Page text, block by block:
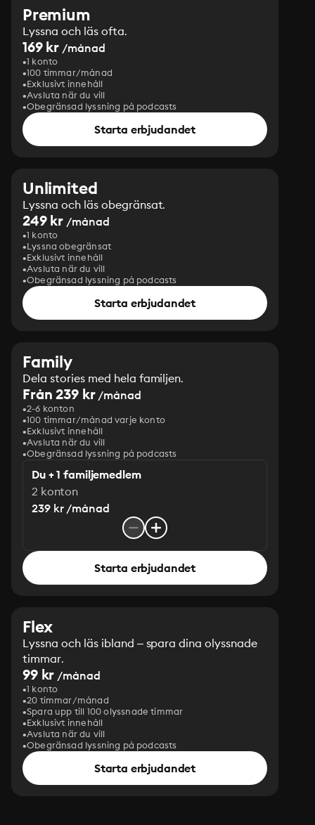
Premium
Lyssna och läs ofta.
169 kr /månad
1 konto
100 timmar/månad
Exklusivt innehåll
Avsluta när du vill
Obegränsad lyssning på podcasts
Starta erbjudandet
Unlimited
Lyssna och läs obegränsat.
249 kr /månad
1 konto
Lyssna obegränsat
Exklusivt innehåll
Avsluta när du vill
Obegränsad lyssning på podcasts
Starta erbjudandet
Family
Dela stories med hela familjen.
Från 239 kr/månad
2-6 konton
100 timmar/månad varje konto
Exklusivt innehåll
Avsluta när du vill
Obegränsad lyssning på podcasts
Du + 1 familjemedlem
2 konton
239 kr /månad
Starta erbjudandet
Flex
Lyssna och läs ibland – spara dina olyssnade
timmar.
99 kr /månad
1 konto
20 timmar/månad
Spara upp till 100 olyssnade timmar
Exklusivt innehåll
Avsluta när du vill
Obegränsad lyssning på podcasts
Starta erbjudandet